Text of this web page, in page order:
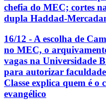
chefia do MEC; cortes
dupla Haddad-
16/12 - A escolha de
no MEC, o
vagas na Universidade
para autorizar
Classe explica quem é o
evangélico